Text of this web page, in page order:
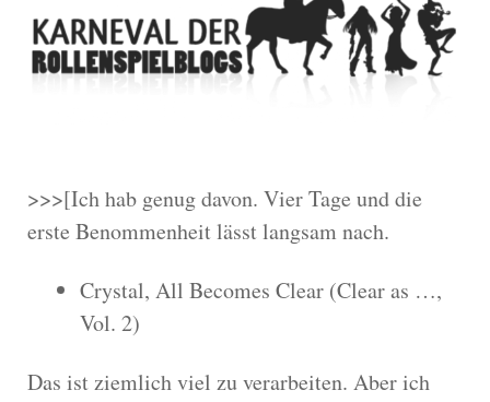
>>>[Ich hab genug davon. Vier Tage und die
erste Benommenheit lässt langsam nach.
Crystal, All Becomes Clear (Clear as …,
Vol. 2)
Das ist ziemlich viel zu verarbeiten. Aber ich